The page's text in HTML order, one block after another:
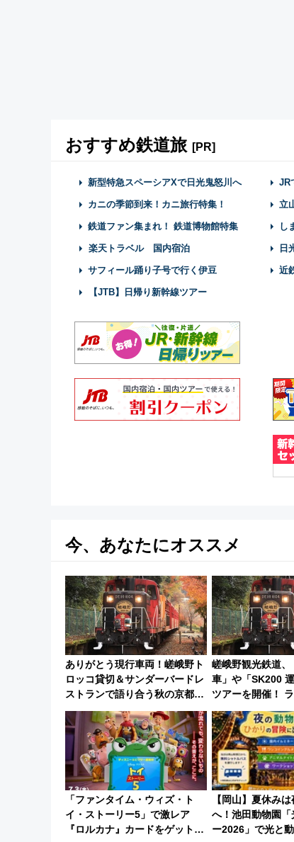
おすすめ鉄道旅 [PR]
新型特急スペーシアXで日光鬼怒川へ JR
カニの季節到来！カニ旅行特集！ 立
鉄道ファン集まれ！ 鉄道博物館特集 し
楽天トラベル 国内宿泊 日
サフィール踊り子号で行く伊豆 近
【JTB】日帰り新幹線ツアー
今、あなたにオススメ
ありがとう現行車両！嵯峨野ト
ロッコ貸切＆サンダーバードレ
ストランで語り合う秋の京都
斉藤雪乃＆福原トシヒロと行
く！9月13日「京都の鉄道満喫
ツアー」開催
嵯峨野観光鉄道、
車」や「SK200
ツアーを開催！
ントの一環で激
ゃうかも 参加方
ルをご紹介
「ファンタイム・ウィズ・ト
イ・ストーリー5」で激レア
『ロルカナ』カードをゲット！
【岡山】夏休み
へ！池田動物園
ー2026」で光と